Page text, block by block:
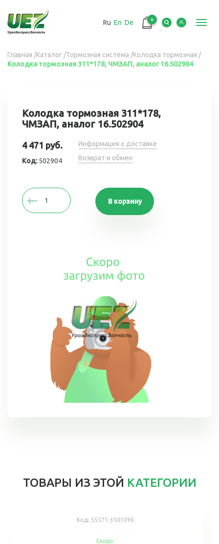
основному
содержанию
Ru En De 0
Вы
здесь
Главная /Каталог /Тормозная система /Колодка тормозная /
Колодка тормозная 311*178, ЧМЗАП, аналог 16.502904
Колодка тормозная 311*178,
ЧМЗАП, аналог 16.502904
4 471 руб.
Код:502904
Информация о доставке
Возврат и обмен
В корзину
ТОВАРЫ ИЗ ЭТОЙ КАТЕГОРИИ
Код: 55571-3501090